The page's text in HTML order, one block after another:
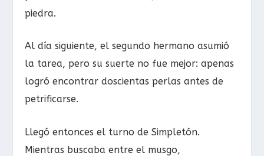
piedra.
Al día siguiente, el segundo hermano asumió
la tarea, pero su suerte no fue mejor: apenas
logró encontrar doscientas perlas antes de
petrificarse.
Llegó entonces el turno de Simpletón.
Mientras buscaba entre el musgo,